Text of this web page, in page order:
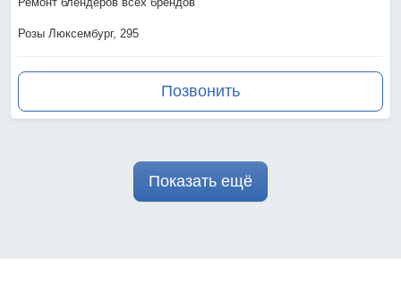
Розы Люксембург, 295
Позвонить
Показать ещё